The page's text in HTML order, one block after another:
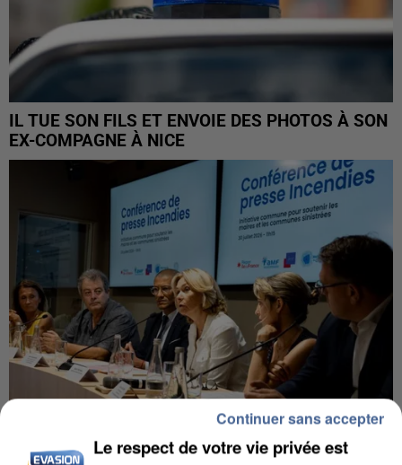
IL TUE SON FILS ET ENVOIE DES PHOTOS À SON
EX-COMPAGNE À NICE
Le respect de votre vie privée est
Continuer sans accepter